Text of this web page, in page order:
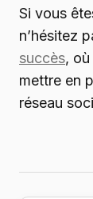
Si vous
n’hésitez
succès,
mettre en
réseau